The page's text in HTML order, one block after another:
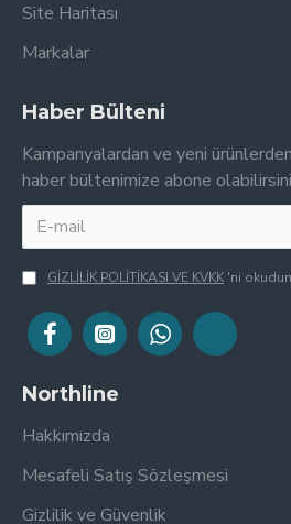
Site Haritası
Markalar
Haber Bülteni
Kampanyalardan ve yeni
haber bültenimize abone
GİZLİLİK POLİTİKASI VE KVKK 'ni
Northline
Hakkımızda
Mesafeli Satış Sözleşmesi
Gizlilik ve Güvenlik